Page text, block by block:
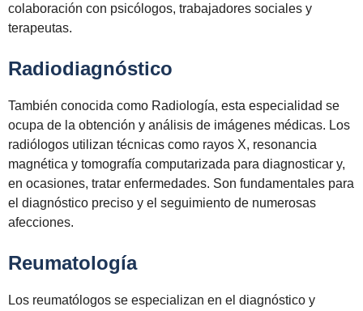
colaboración con psicólogos, trabajadores sociales y
terapeutas.
Radiodiagnóstico
También conocida como Radiología, esta especialidad se
ocupa de la obtención y análisis de imágenes médicas. Los
radiólogos utilizan técnicas como rayos X, resonancia
magnética y tomografía computarizada para diagnosticar y,
en ocasiones, tratar enfermedades. Son fundamentales para
el diagnóstico preciso y el seguimiento de numerosas
afecciones.
Reumatología
Los reumatólogos se especializan en el diagnóstico y